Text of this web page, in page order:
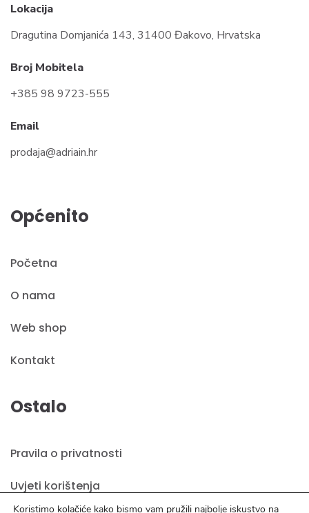
Lokacija
Dragutina Domjanića 143, 31400 Đakovo, Hrvatska
Broj Mobitela
+385 98 9723-555
Email
prodaja@adriain.hr
Općenito
Početna
O nama
Web shop
Kontakt
Ostalo
Pravila o privatnosti
Uvjeti korištenja
Koristimo kolačiće kako bismo vam pružili najbolje iskustvo na